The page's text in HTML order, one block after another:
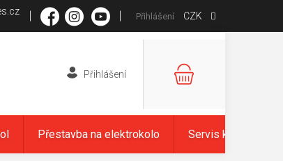
CZK
Přihlášení
NÁKUPNÍ
Přestavba na elektrokolo Servis kol